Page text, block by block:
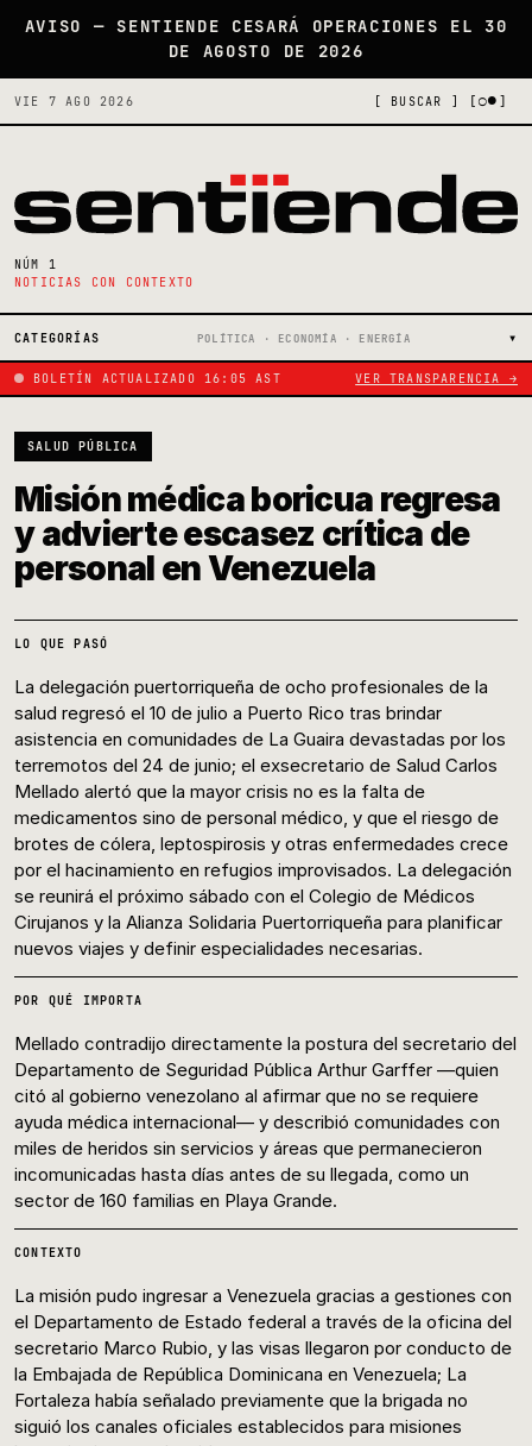
AVISO — SENTIENDE CESARÁ OPERACIONES EL 30
DE AGOSTO DE 2026
VIE 7 AGO 2026 [ BUSCAR ] [○●]
NÚM 1
NOTICIAS CON CONTEXTO
CATEGORÍAS POLÍTICA · ECONOMÍA · ENERGÍA
BOLETÍN ACTUALIZADO 16:05 AST VER TRANSPARENCIA →
SALUD PÚBLICA
Misión médica boricua regresa
y advierte escasez crítica de
personal en Venezuela
LO QUE PASÓ
La delegación puertorriqueña de ocho profesionales de la
salud regresó el 10 de julio a Puerto Rico tras brindar
asistencia en comunidades de La Guaira devastadas por los
terremotos del 24 de junio; el exsecretario de Salud Carlos
Mellado alertó que la mayor crisis no es la falta de
medicamentos sino de personal médico, y que el riesgo de
brotes de cólera, leptospirosis y otras enfermedades crece
por el hacinamiento en refugios improvisados. La delegación
se reunirá el próximo sábado con el Colegio de Médicos
Cirujanos y la Alianza Solidaria Puertorriqueña para planificar
nuevos viajes y definir especialidades necesarias.
POR QUÉ IMPORTA
Mellado contradijo directamente la postura del secretario del
Departamento de Seguridad Pública Arthur Garffer —quien
citó al gobierno venezolano al afirmar que no se requiere
ayuda médica internacional— y describió comunidades con
miles de heridos sin servicios y áreas que permanecieron
incomunicadas hasta días antes de su llegada, como un
sector de 160 familias en Playa Grande.
CONTEXTO
La misión pudo ingresar a Venezuela gracias a gestiones con
el Departamento de Estado federal a través de la oficina del
secretario Marco Rubio, y las visas llegaron por conducto de
la Embajada de República Dominicana en Venezuela; La
Fortaleza había señalado previamente que la brigada no
siguió los canales oficiales establecidos para misiones